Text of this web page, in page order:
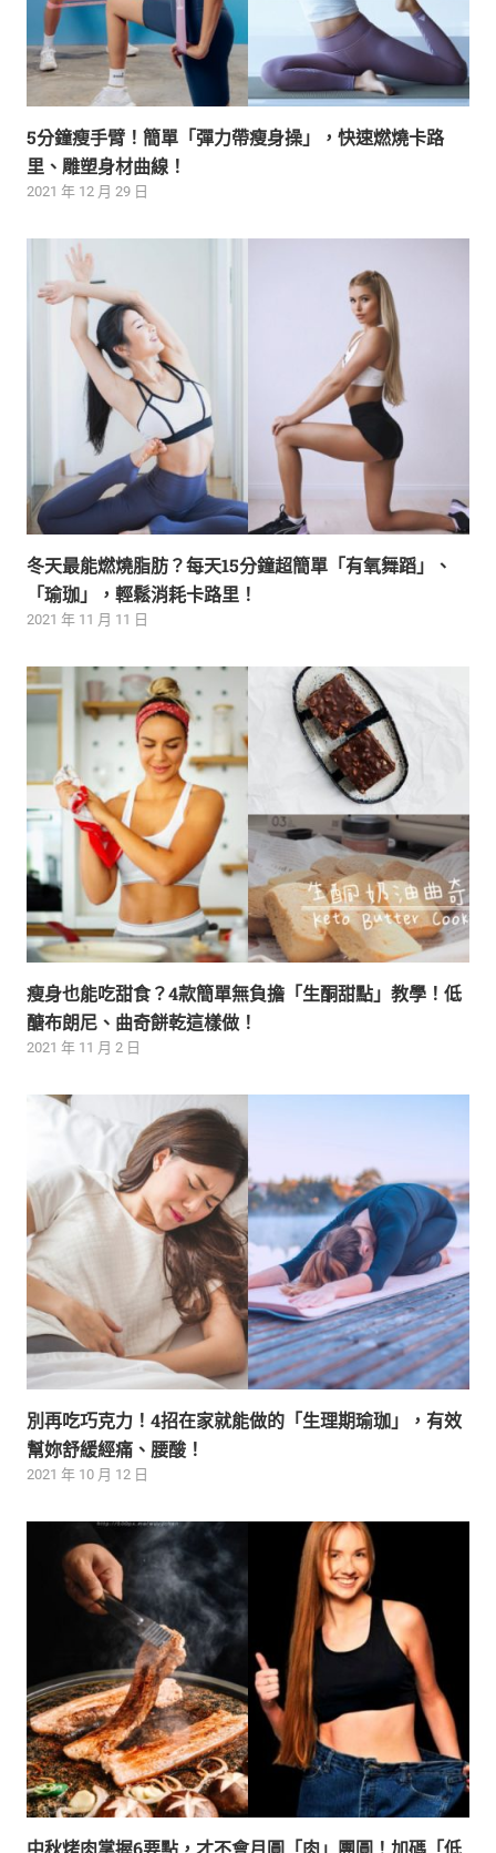
5分鐘瘦手臂！簡單「彈力帶瘦身操」，快速燃燒卡路
里、雕塑身材曲線！
2021 年 12 月 29 日
冬天最能燃燒脂肪？每天15分鐘超簡單「有氧舞蹈」、
「瑜珈」，輕鬆消耗卡路里！
2021 年 11 月 11 日
瘦身也能吃甜食？4款簡單無負擔「生酮甜點」教學！低
醣布朗尼、曲奇餅乾這樣做！
2021 年 11 月 2 日
別再吃巧克力！4招在家就能做的「生理期瑜珈」，有效
幫妳舒緩經痛、腰酸！
2021 年 10 月 12 日
中秋烤肉掌握6要點，才不會月圓「肉」團圓！加碼「低